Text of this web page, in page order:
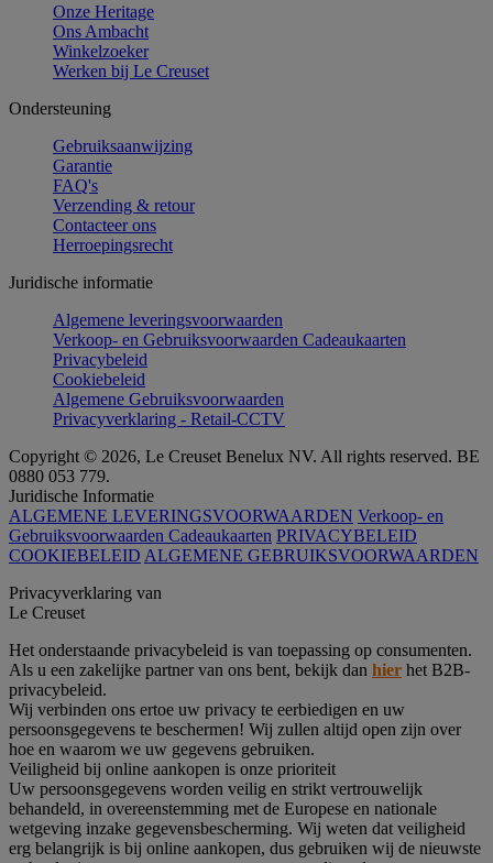
Onze Heritage
Ons Ambacht
Winkelzoeker
Werken bij Le Creuset
Ondersteuning
Gebruiksaanwijzing
Garantie
FAQ's
Verzending & retour
Contacteer ons
Herroepingsrecht
Juridische informatie
Algemene leveringsvoorwaarden
Verkoop- en Gebruiksvoorwaarden Cadeaukaarten
Privacybeleid
Cookiebeleid
Algemene Gebruiksvoorwaarden
Privacyverklaring - Retail-CCTV
Copyright © 2026, Le Creuset Benelux NV. All rights reserved. BE
0880 053 779.
Juridische Informatie
ALGEMENE LEVERINGSVOORWAARDEN Verkoop- en
Gebruiksvoorwaarden Cadeaukaarten PRIVACYBELEID
COOKIEBELEID ALGEMENE GEBRUIKSVOORWAARDEN
Privacyverklaring van
Le Creuset
Het onderstaande privacybeleid is van toepassing op consumenten.
Als u een zakelijke partner van ons bent, bekijk dan hier het B2B-
privacybeleid.
Wij verbinden ons ertoe uw privacy te eerbiedigen en uw
persoonsgegevens te beschermen! Wij zullen altijd open zijn over
hoe en waarom we uw gegevens gebruiken.
Veiligheid bij online aankopen is onze prioriteit
Uw persoonsgegevens worden veilig en strikt vertrouwelijk
behandeld, in overeenstemming met de Europese en nationale
wetgeving inzake gegevensbescherming. Wij weten dat veiligheid
erg belangrijk is bij online aankopen, dus gebruiken wij de nieuwste